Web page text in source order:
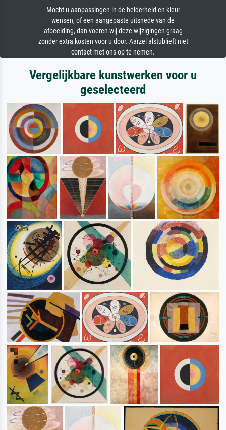
Mocht u aanpassingen in de helderheid en kleur
wensen, of een aangepaste uitsnede van de
afbeelding, dan voeren wij deze wijzigingen graag
zonder extra kosten voor u door. Aarzel alstublieft niet
contact met ons op te nemen.
Vergelijkbare kunstwerken voor u
geselecteerd